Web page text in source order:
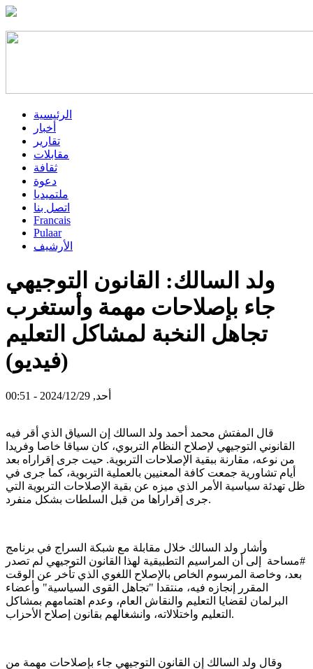
الرئيسية
أخبار
تقارير
مقابلات
ثقافة
دعوة
ملتميديا
اتصل بنا
Francais
Pulaar
الأرشيف
ولد السالك: القانون التوجيهي
جاء بإصلاحات مهمة وأستغرب
تجاهل النخبة لمشاكل التعليم
(فيديو)
أحد, 2024/12/29 - 00:51
قال المفتش محمد أحمد ولد السالك إن السياق الذي أقر فيه
القانوني التوجيهي لإصلاح النظام التربوي، كان سياقا خاصا وفريدا
من نوعه، مقارنة ببقية الإصلاحات التربوية. حيت جرى إقراراه بعد
أيام تشاورية جمعت كافة المعنيين بالعملية التربوية، كما جرى في
ظل تهدئة سياسية الأمر الذي ميزه عن بقية الإصلاحات التربوية التي
جرى إقراراها من قبل السلطات بشكل منفرد.
وأشار ولد السالك خلال مقابلة مع شبكة السراج في برنامج
#مساحة إلى أن المراسيم التطبيقية لهذا القانون التوجيهي لم تصدر
بعد، وخاصة المرسوم الخاص بالإصلاح اللغوي الذي تأخر عن الوقت
المقرر إنجازه فيه، منتقدا "تجاهل القوى السياسية" وأعضاء
البرلمان لقضايا التعليم والنقاش العام، وعدم اهتمامهم بمشاكل
التعليم واختلالاته، وانشغالهم بقانون إصلاح الأحزاب.
وقال ولد السالك إن القانون التوجيهي جاء بإصلاحات مهمة من